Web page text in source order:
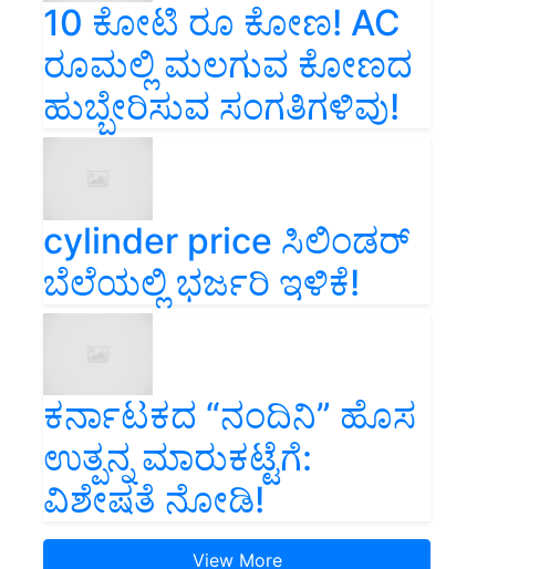
10 ಕೋಟಿ ರೂ ಕೋಣ! AC
ರೂಮಲ್ಲಿ ಮಲಗುವ ಕೋಣದ
ಹುಬ್ಬೇರಿಸುವ ಸಂಗತಿಗಳಿವು!
cylinder price ಸಿಲಿಂಡರ್‌
ಬೆಲೆಯಲ್ಲಿ ಭರ್ಜರಿ ಇಳಿಕೆ!
ಕರ್ನಾಟಕದ “ನಂದಿನಿ” ಹೊಸ
ಉತ್ಪನ್ನ ಮಾರುಕಟ್ಟೆಗೆ:
ವಿಶೇಷತೆ ನೋಡಿ!
View More